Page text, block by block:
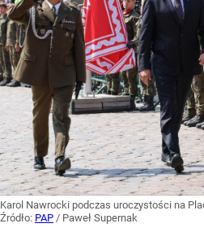
Karol Nawrocki podczas uroczystości na
Źródło: PAP / Paweł Supernak